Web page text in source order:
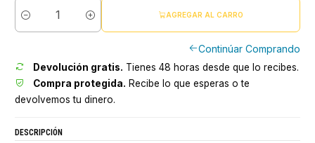
Cantidad
AGREGAR AL CARRO
Continúar Comprando
Devolución gratis. Tienes 48 horas desde que lo recibes.
Compra protegida. Recibe lo que esperas o te
devolvemos tu dinero.
DESCRIPCIÓN